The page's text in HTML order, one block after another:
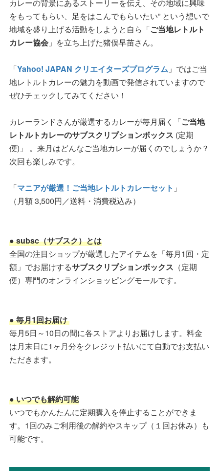
カレーの背景にあるストーリーを伝え、その地域に興味
をもってもらい、足をはこんでもらいたい” という想いで
地域を盛り上げる活動をしようと自ら「ご当地レトルト
カレー協会 」を立ち上げた猪俣早苗さん。
「Yahoo! JAPAN クリエイターズプログラム 」ではご当
地レトルトカレーの魅力を動画で発信されていますので
ぜひチェックしてみてください！
カレーランドさんが厳選するカレーが毎月届く「ご当地
レトルトカレーのサブスクリプションボックス (定期
便)」 。来月はどんなご当地カレーが届くのでしょうか？
次回も楽しみです。
「マニアが厳選！ご当地レトルトカレーセット 」
（月額 3,500円／送料・消費税込み）
● subsc（サブスク）とは
全国の注目ショップが厳選したアイテムを「毎月1回・定
額」でお届けするサブスクリプションボックス （定期
便）専門のオンラインショッピングモールです。
● 毎月1回お届け
毎月5日～10日の間に各ストアよりお届けします。料金
は月末日に1ヶ月分をクレジット払いにて自動でお支払い
ただきます。
● いつでも解約可能
いつでもかんたんに定期購入を停止することができま
す。1回のみご利用後の解約やスキップ（１回お休み）も
可能です。